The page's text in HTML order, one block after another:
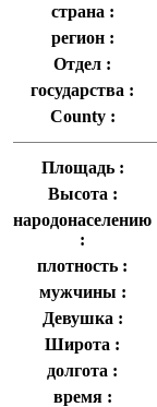
страна :
регион :
Отдел :
государства :
County :
Площадь :
Высота :
народонаселению
:
плотность :
мужчины :
Девушка :
Широта :
долгота :
время :